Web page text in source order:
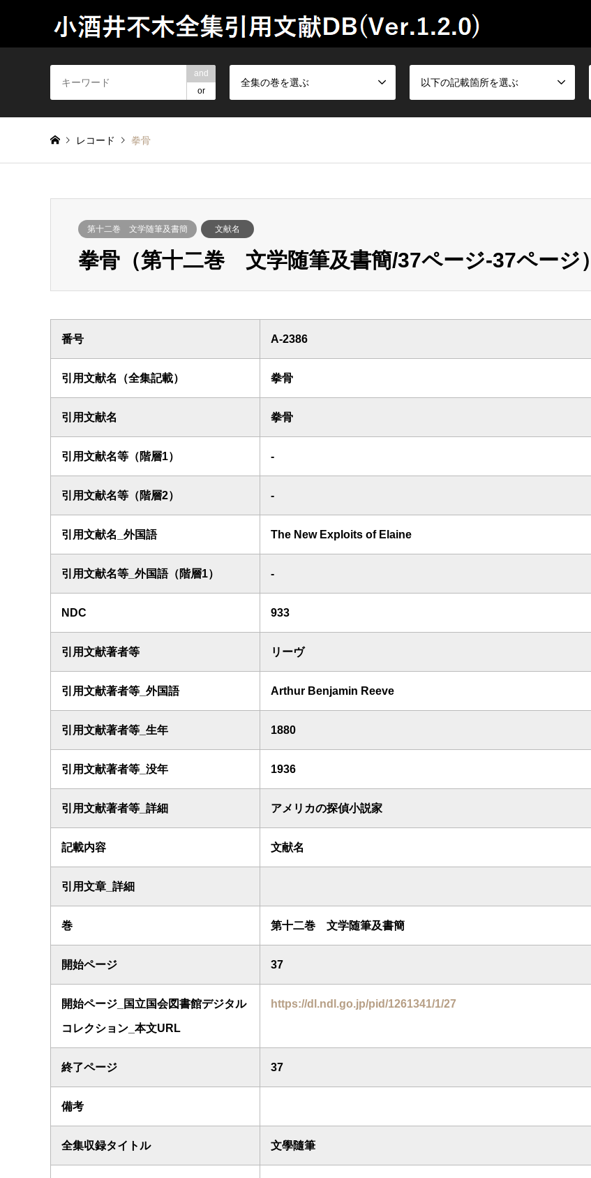
and
or
全集の巻を選ぶ 以下の記載箇所を選ぶ
レコード 拳骨
第十二巻 文学随筆及書簡 文献名
拳骨（第十二巻 文学随筆及書簡/37ページ-37ページ）
番号 A-2386
引用文献名（全集記載） 拳骨
引用文献名 拳骨
引用文献名等（階層1） -
引用文献名等（階層2） -
引用文献名_外国語 The New Exploits of Elaine
引用文献名等_外国語（階層1） -
NDC 933
引用文献著者等 リーヴ
引用文献著者等_外国語 Arthur Benjamin Reeve
引用文献著者等_生年 1880
引用文献著者等_没年 1936
引用文献著者等_詳細 アメリカの探偵小説家
記載内容 文献名
引用文章_詳細
巻 第十二巻 文学随筆及書簡
開始ページ 37
開始ページ_国立国会図書館デジタル
コレクション_本文URL
https://dl.ndl.go.jp/pid/1261341/1/27
終了ページ 37
備考
全集収録タイトル 文學隨筆